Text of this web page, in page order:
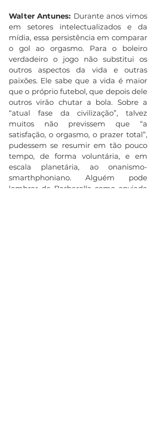
Walter Antunes: Durante anos vimos
em setores intelectualizados e da
mídia, essa persistência em comparar
o gol ao orgasmo. Para o boleiro
verdadeiro o jogo não substitui os
outros aspectos da vida e outras
paixões. Ele sabe que a vida é maior
que o próprio futebol, que depois dele
outros virão chutar a bola. Sobre a
“atual fase da civilização”, talvez
muitos não previssem que “a
satisfação, o orgasmo, o prazer total”,
pudessem se resumir em tão pouco
tempo, de forma voluntária, e em
escala planetária, ao onanismo-
smarthphoniano. Alguém pode
lembrar de Barbarella como enviada